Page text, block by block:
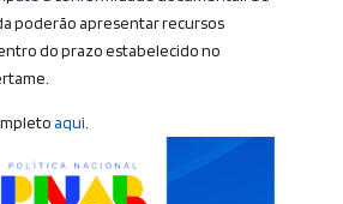
poderão apresentar recursos
do prazo estabelecido no
aqui.